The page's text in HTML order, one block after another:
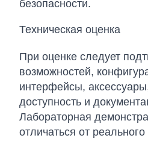
безопасности.
Техническая оценка
При оценке следует
возможностей,
интерфейсы,
доступность и
Лабораторная
отличаться от